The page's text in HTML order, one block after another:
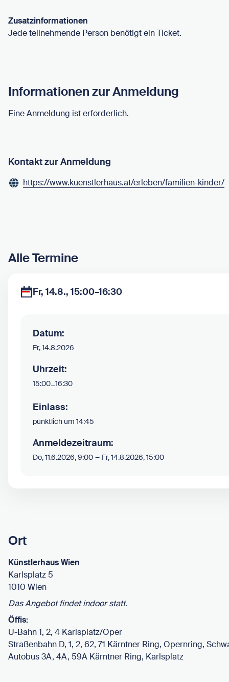
Zusatzinformationen
Jede teilnehmende Person benötigt ein Ticket.
Informationen zur Anmeldung
Eine Anmeldung ist erforderlich.
Kontakt zur Anmeldung
https://www.kuenstlerhaus.at/erleben/familien-kinder/
Alle Termine
Fr, 14.8., 15:00–16:30
Datum:
Fr, 14.8.2026
Uhrzeit:
15:00–16:30
Einlass:
pünktlich um 14:45
Anmeldezeitraum:
Do, 11.6.2026, 9:00 – Fr, 14.8.2026, 15:00
Ort
Künstlerhaus Wien
Karlsplatz 5
1010 Wien
Das Angebot findet indoor statt.
Öffis:
U-Bahn 1, 2, 4 Karlsplatz/Oper
Straßenbahn D, 1, 2, 62, 71 Kärntner Ring, Opernring,
Autobus 3A, 4A, 59A Kärntner Ring, Karlsplatz